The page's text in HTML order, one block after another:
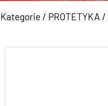
Kategorie / PROTETYKA /